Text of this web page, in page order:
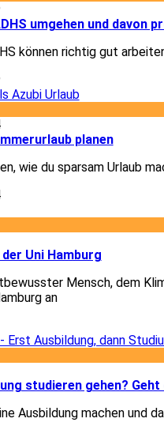
umgehen und davon
können richtig gut
planen
wie du sparsam Urlaub
Uni Hamburg
Mensch, dem
an
studieren gehen? Geht
Ausbildung machen und